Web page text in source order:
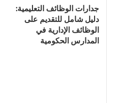
جدارات الوظائف التعليمية:
دليل شامل للتقديم على
الوظائف الإدارية في
المدارس الحكومية